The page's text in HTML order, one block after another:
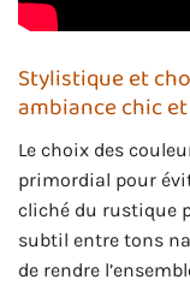
Stylistique et
ambiance chic
Le choix des
primordial pour
cliché du rustique
subtil entre tons
de rendre